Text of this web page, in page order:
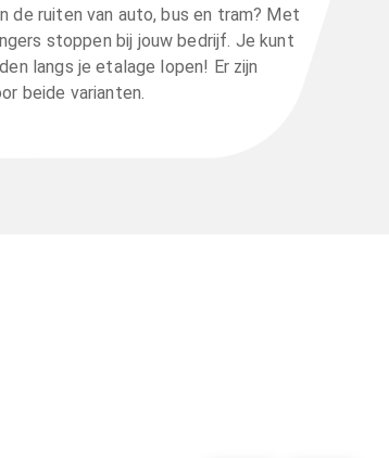
de ruiten van auto, bus en tram? Met
stoppen bij jouw bedrijf. Je kunt
langs je etalage lopen! Er zijn
beide varianten.